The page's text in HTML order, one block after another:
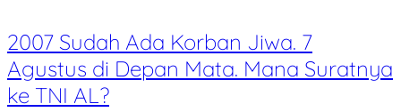
2007 Sudah Ada Korban Jiwa. 7
Agustus di Depan Mata. Mana Suratnya
ke TNI AL?